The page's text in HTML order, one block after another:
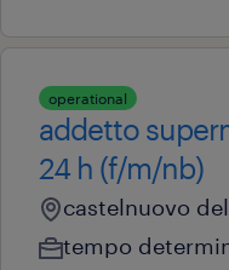
operational
addetto
24 h (f/m/nb)
castelnuovo
tempo